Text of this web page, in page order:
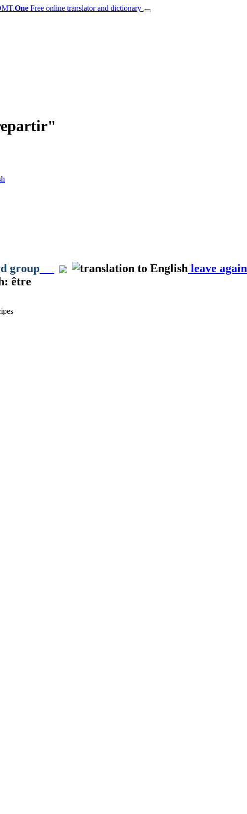
One Free online translator and dictionary
group leave again
être